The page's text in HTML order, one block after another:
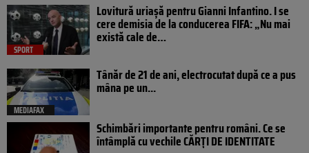
SPORT
Lovitură uriașă pentru Gianni Infantino. I se
cere demisia de la conducerea FIFA: „Nu mai
există cale de…
MEDIAFAX
Tânăr de 21 de ani, electrocutat după ce a pus
mâna pe un...
Schimbări importante pentru români. Ce se
întâmplă cu vechile CĂRȚI DE IDENTITATE